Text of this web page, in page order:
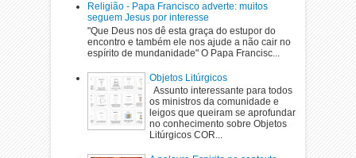
Religião - Papa Francisco adverte: muitos
seguem Jesus por interesse
"Que Deus nos dê esta graça do estupor do
encontro e também ele nos ajude a não cair no
espírito de mundanidade" O Papa Francisc...
Objetos Litúrgicos
Assunto interessante para todos
os ministros da comunidade e
leigos que queiram se aprofundar
no conhecimento sobre Objetos
Litúrgicos COR...